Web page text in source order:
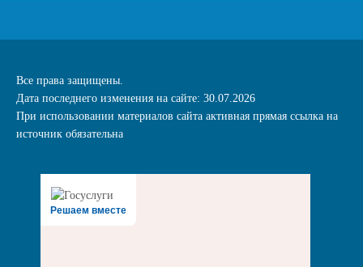
Все права защищены.
Дата последнего изменения на сайте: 30.07.2026
При использовании материалов сайта активная прямая ссылка на
источник обязательна
Решаем вместе